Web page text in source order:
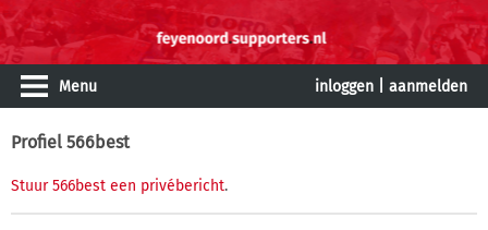
Menu inloggen aanmelden
Profiel 566best
Stuur 566best een privébericht.